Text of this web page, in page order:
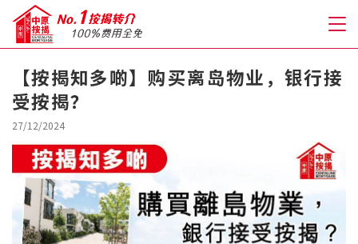
关于我们
格到至抵按揭
人才房贷・开户优惠
免费房贷转介服务
【按揭知多啲】购买离岛物业，银行接
受按揭？
27/12/2024